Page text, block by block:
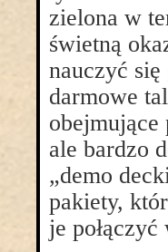
zielona w
świetną
nauczyć
darmowe
ale bardzo
„demo
pakiety,
je